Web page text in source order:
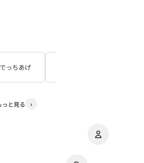
でっちあげ
っと見る